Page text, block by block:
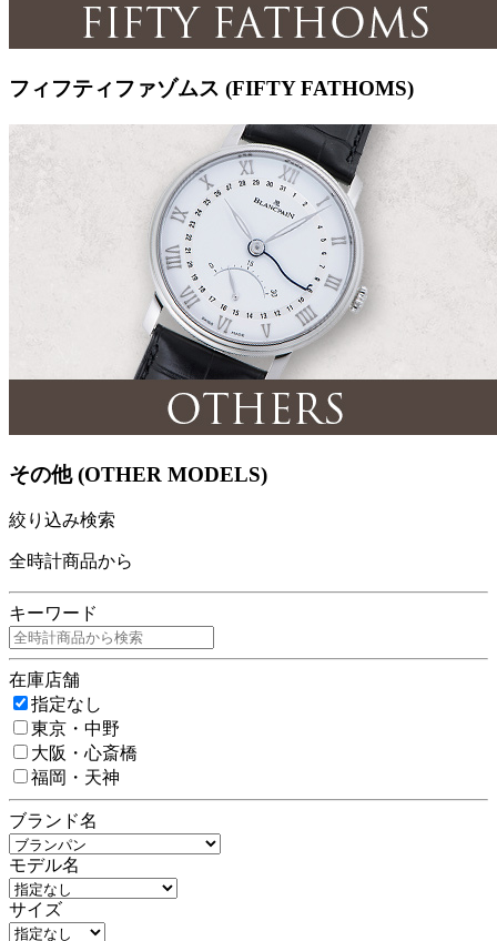
フィフティファゾムス (FIFTY FATHOMS)
その他 (OTHER MODELS)
絞り込み検索
全時計商品から
キーワード
在庫店舗
指定なし
東京・中野
大阪・心斎橋
福岡・天神
ブランド名
モデル名
サイズ